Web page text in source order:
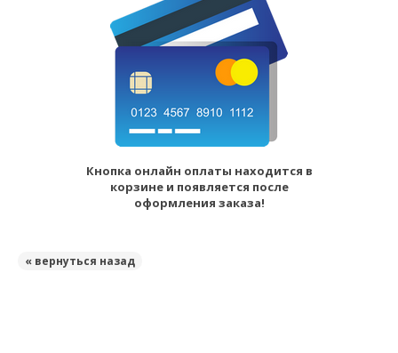
Кнопка онлайн оплаты находится в
корзине и появляется после
оформления заказа!
« вернуться назад